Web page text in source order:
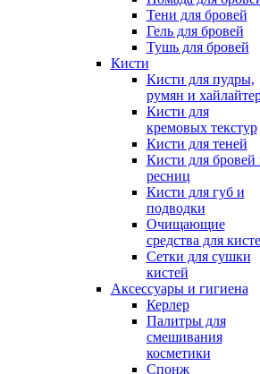
Тени для бровей
Гель для бровей
Тушь для бровей
Кисти
Кисти для пудры,
румян и
Кисти для
кремовых текстур
Кисти для теней
Кисти для бровей
ресниц
Кисти для губ и
подводки
Очищающие
средства для
Сетки для сушки
кистей
Аксессуары и гигиена
Керлер
Палитры для
смешивания
косметики
Спонж